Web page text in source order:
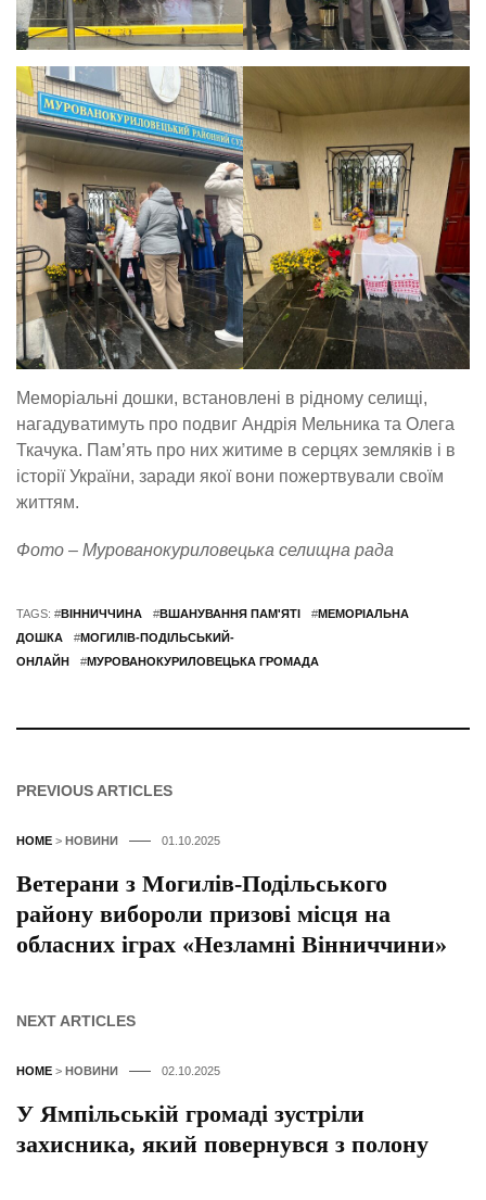
Меморіальні дошки, встановлені в рідному селищі,
нагадуватимуть про подвиг Андрія Мельника та Олега
Ткачука. Пам’ять про них житиме в серцях земляків і в
історії України, заради якої вони пожертвували своїм
життям.
Фото – Мурованокуриловецька селищна рада
TAGS: #ВІННИЧЧИНА #ВШАНУВАННЯ ПАМ'ЯТІ #МЕМОРІАЛЬНА
ДОШКА
#МОГИЛІВ-ПОДІЛЬСЬКИЙ-
ОНЛАЙН
#МУРОВАНОКУРИЛОВЕЦЬКА ГРОМАДА
PREVIOUS ARTICLES
HOME > НОВИНИ 01.10.2025
Ветерани з Могилів-Подільського
району вибороли призові місця на
обласних іграх «Незламні Вінниччини»
NEXT ARTICLES
HOME > НОВИНИ 02.10.2025
У Ямпільській громаді зустріли
захисника, який повернувся з полону